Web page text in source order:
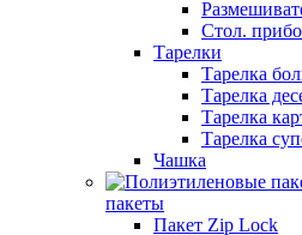
Стол.
Тарелки
Тарелка
Тарелка
Тарелка
Тарелка
Чашка
пакеты
Пакет Zip Lock